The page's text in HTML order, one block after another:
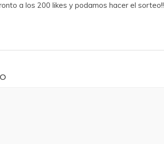
a los 200 likes y podamos hacer el sorteo!!